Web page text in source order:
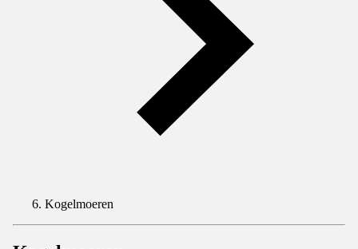
Kogelmoeren